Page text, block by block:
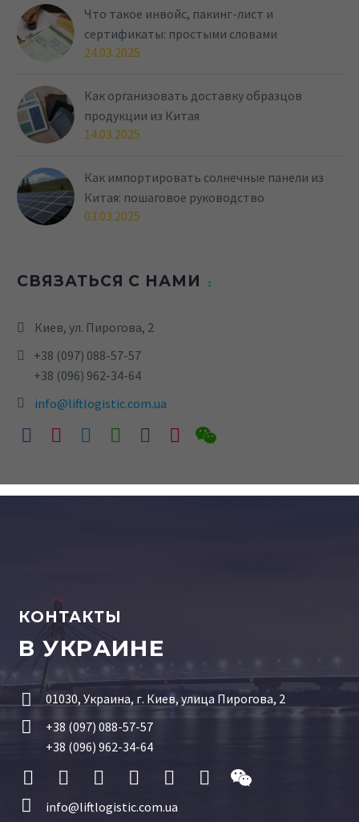
Что такое инвойс, пакинг-лист и
сертификаты: простыми словами
24.03.2025
Как организовать доставку образцов
продукции из Китая
14.03.2025
Как импортировать солнечные панели из
Китая: пошаговое руководство
03.03.2025
СВЯЗАТЬСЯ С НАМИ
Киев, ул. Пирогова, 2
+38 (097) 088-57-57
+38 (096) 962-34-64
info@liftlogistic.com.ua
КОНТАКТЫ
В УКРАИНЕ

 01030, Украина, г. Киев, улица Пирогова, 2


+38 (097) 088-57-57
+38 (096) 962-34-64

 info@liftlogistic.com.ua